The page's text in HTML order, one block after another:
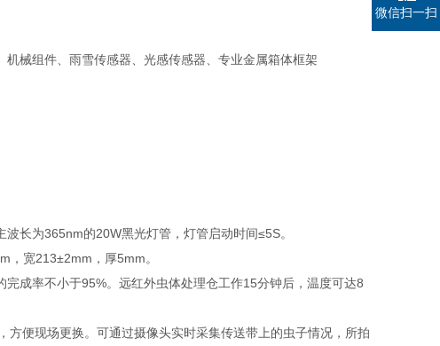
械组件、雨雪传感器、光感传感器、专业金属箱体框架
为365nm的20W黑光灯管，灯管启动时间≤5S。
宽213±2mm，厚5mm。
成率不小于95%。远红外虫体处理仓工作15分钟后，温度可达8
便现场更换。可通过摄像头实时采集传送带上的虫子情况，所拍
微信扫一扫